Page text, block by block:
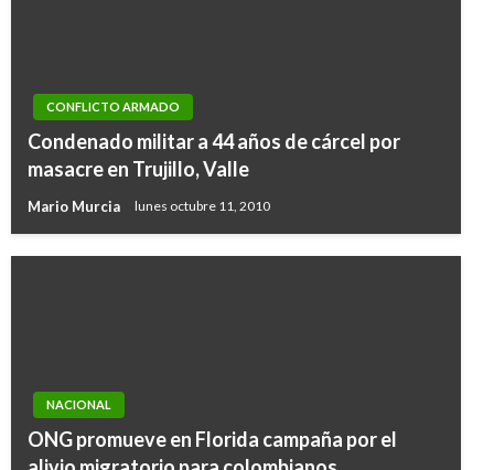
CONFLICTO ARMADO
Condenado militar a 44 años de cárcel por
masacre en Trujillo, Valle
Mario Murcia lunes octubre 11, 2010
NACIONAL
ONG promueve en Florida campaña por el